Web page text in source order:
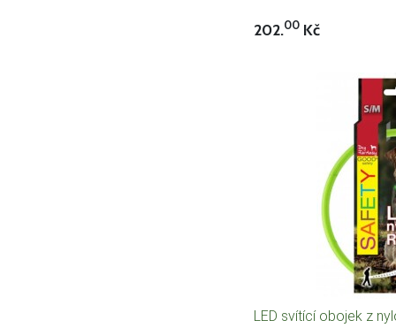
202.00 Kč
LED svítící obojek z